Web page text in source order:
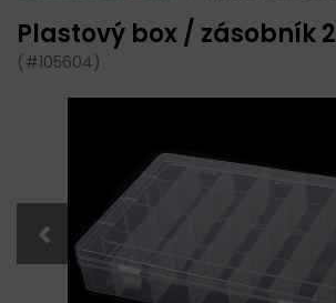
Plastový box / zásobník
(#105604)